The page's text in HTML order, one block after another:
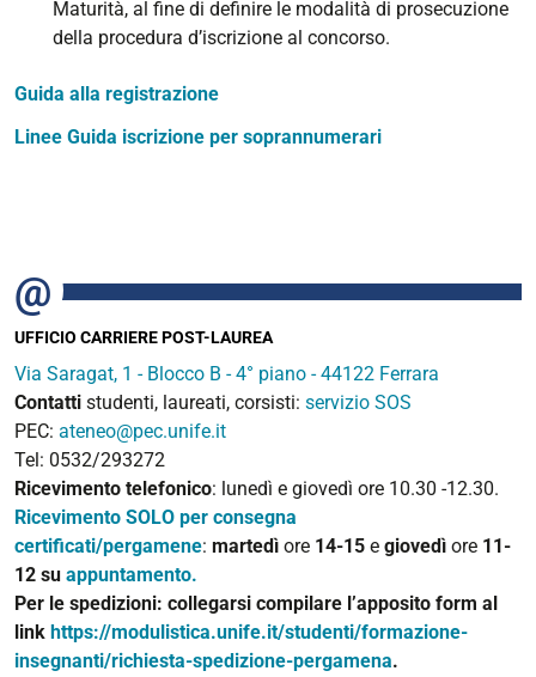
Maturità, al fine di definire le modalità di prosecuzione
della procedura d’iscrizione al concorso.
Guida alla registrazione
Linee Guida iscrizione per soprannumerari
UFFICIO CARRIERE POST-LAUREA
Via Saragat, 1 - Blocco B - 4° piano - 44122 Ferrara
Contatti studenti, laureati, corsisti: servizio SOS
PEC: ateneo@pec.unife.it
Tel: 0532/293272
Ricevimento telefonico: lunedì e giovedì ore 10.30 -12.30.
Ricevimento SOLO per consegna
certificati/pergamene: martedì ore 14-15 e giovedì ore 11-
12 su appuntamento.
Per le spedizioni: collegarsi compilare l’apposito form al
link https://modulistica.unife.it/studenti/formazione-
insegnanti/richiesta-spedizione-pergamena.